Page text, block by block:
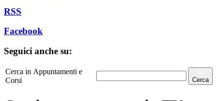
RSS
Facebook
Seguici anche su:
Cerca in Appuntamenti e
Corsi
Cerca